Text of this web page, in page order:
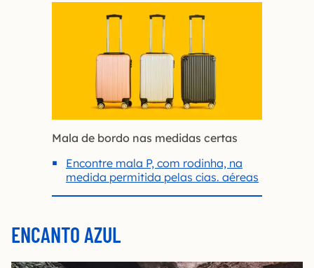
Mala de bordo nas medidas certas
Encontre mala P, com rodinha, na
medida permitida pelas cias. aéreas
ENCANTO AZUL